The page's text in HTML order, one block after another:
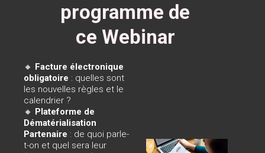
programme de
ce Webinar
🔸 Facture électronique
obligatoire : quelles sont
les nouvelles règles et le
calendrier ?
🔸 Plateforme de
Dématérialisation
Partenaire : de quoi parle-
t-on et quel sera leur